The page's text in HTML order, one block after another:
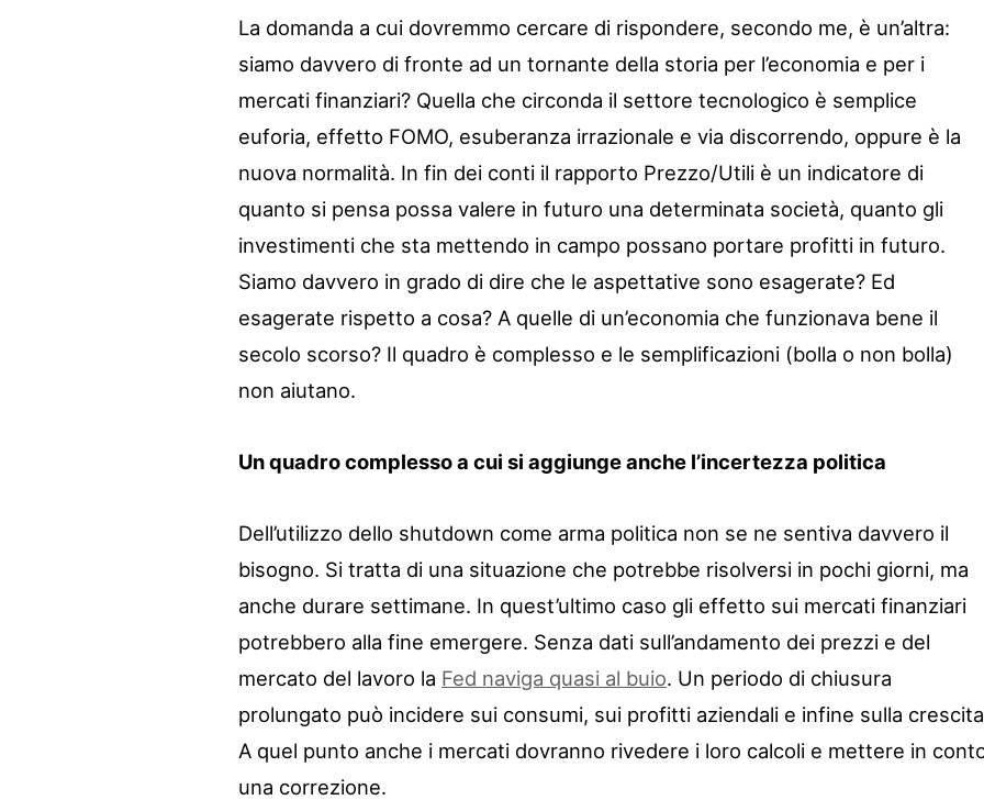
La domanda a cui dovremmo cercare di rispondere, secondo me, è un’altra:
siamo davvero di fronte ad un tornante della storia per l’economia e per i
mercati finanziari? Quella che circonda il settore tecnologico è semplice
euforia, effetto FOMO, esuberanza irrazionale e via discorrendo, oppure è la
nuova normalità. In fin dei conti il rapporto Prezzo/Utili è un indicatore di
quanto si pensa possa valere in futuro una determinata società, quanto gli
investimenti che sta mettendo in campo possano portare profitti in futuro.
Siamo davvero in grado di dire che le aspettative sono esagerate? Ed
esagerate rispetto a cosa? A quelle di un’economia che funzionava bene il
secolo scorso? Il quadro è complesso e le semplificazioni (bolla o non bolla)
non aiutano.
Un quadro complesso a cui si aggiunge anche l’incertezza politica
Dell’utilizzo dello shutdown come arma politica non se ne sentiva davvero il
bisogno. Si tratta di una situazione che potrebbe risolversi in pochi giorni, ma
anche durare settimane. In quest’ultimo caso gli effetto sui mercati finanziari
potrebbero alla fine emergere. Senza dati sull’andamento dei prezzi e del
mercato del lavoro la Fed naviga quasi al buio. Un periodo di chiusura
prolungato può incidere sui consumi, sui profitti aziendali e infine sulla
A quel punto anche i mercati dovranno rivedere i loro calcoli e mettere in
una correzione.